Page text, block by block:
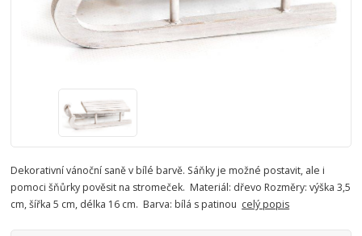
Dekorativní vánoční saně v bílé barvě. Sáňky je možné postavit, ale i
pomoci šňůrky pověsit na stromeček. Materiál: dřevo Rozměry: výška 3,5
cm, šířka 5 cm, délka 16 cm. Barva: bílá s patinou celý popis